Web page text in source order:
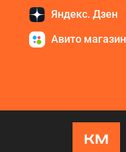
Яндекс. Дзен
Авито магазин